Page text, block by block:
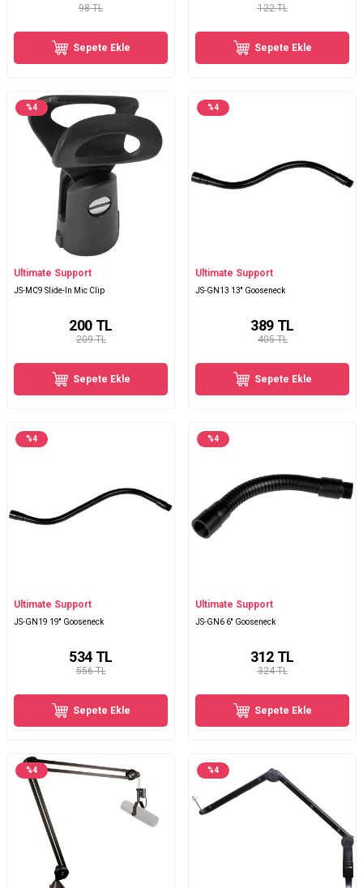
98 TL
Sepete Ekle
122 TL
Sepete Ekle
%4
Ultimate Support
JS-MC9 Slide-In Mic Clip
209 TL
200 TL
Sepete Ekle
%4
Ultimate Support
JS-GN13 13'' Gooseneck
405 TL
389 TL
Sepete Ekle
%4
Ultimate Support
JS-GN19 19'' Gooseneck
556 TL
534 TL
Sepete Ekle
%4
Ultimate Support
JS-GN6 6'' Gooseneck
324 TL
312 TL
Sepete Ekle
%4 %4